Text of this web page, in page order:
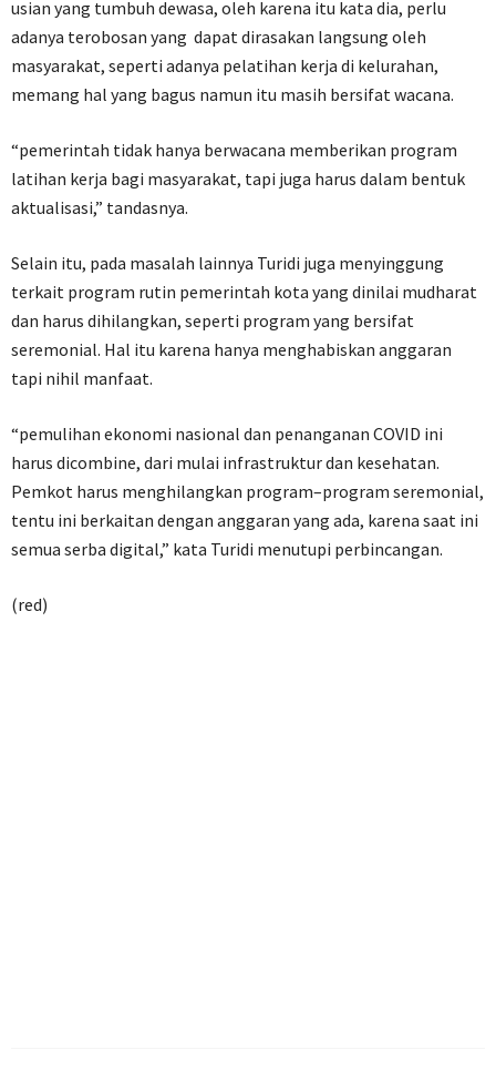
usian yang tumbuh dewasa, oleh karena itu kata dia, perlu
adanya terobosan yang dapat dirasakan langsung oleh
masyarakat, seperti adanya pelatihan kerja di kelurahan,
memang hal yang bagus namun itu masih bersifat wacana.
“pemerintah tidak hanya berwacana memberikan program
latihan kerja bagi masyarakat, tapi juga harus dalam bentuk
aktualisasi,” tandasnya.
Selain itu, pada masalah lainnya Turidi juga menyinggung
terkait program rutin pemerintah kota yang dinilai mudharat
dan harus dihilangkan, seperti program yang bersifat
seremonial. Hal itu karena hanya menghabiskan anggaran
tapi nihil manfaat.
“pemulihan ekonomi nasional dan penanganan COVID ini
harus dicombine, dari mulai infrastruktur dan kesehatan.
Pemkot harus menghilangkan program–program seremonial,
tentu ini berkaitan dengan anggaran yang ada, karena saat ini
semua serba digital,” kata Turidi menutupi perbincangan.
(red)